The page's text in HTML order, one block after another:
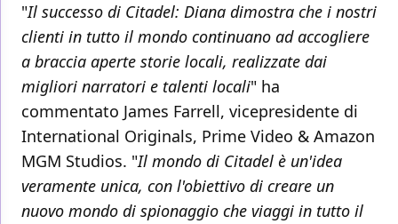
"Il successo di Citadel: Diana dimostra che i nostri
clienti in tutto il mondo continuano ad accogliere
a braccia aperte storie locali, realizzate dai
migliori narratori e talenti locali" ha
commentato James Farrell, vicepresidente di
International Originals, Prime Video & Amazon
MGM Studios. "Il mondo di Citadel è un'idea
veramente unica, con l'obiettivo di creare un
nuovo mondo di spionaggio che viaggi in tutto il